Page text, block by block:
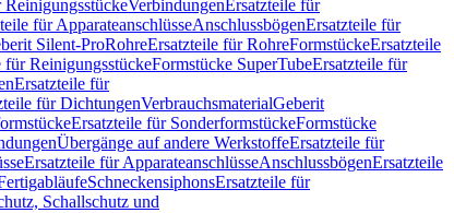
ReinigungsstückeVerbindungenErsatzteile für
für ApparateanschlüsseAnschlussbögenErsatzteile für
Silent-ProRohreErsatzteile für RohreFormstückeErsatzteile
für ReinigungsstückeFormstücke SuperTubeErsatzteile für
Ersatzteile für
für DichtungenVerbrauchsmaterialGeberit
Ersatzteile für SonderformstückeFormstücke
Übergänge auf andere WerkstoffeErsatzteile für
Ersatzteile für ApparateanschlüsseAnschlussbögenErsatzteile
SchneckensiphonsErsatzteile für
Schallschutz und